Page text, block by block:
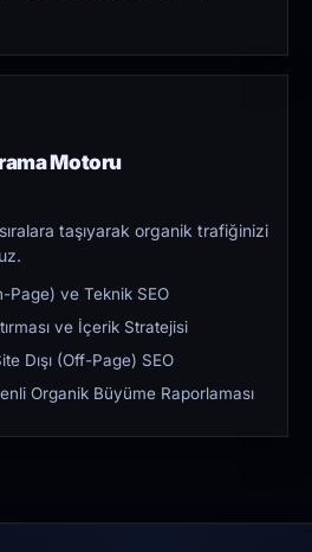
Motoru
taşıyarak organik trafiğinizi
Page) ve Teknik SEO
ve İçerik Stratejisi
Dışı (Off-Page) SEO
Organik Büyüme Raporlaması